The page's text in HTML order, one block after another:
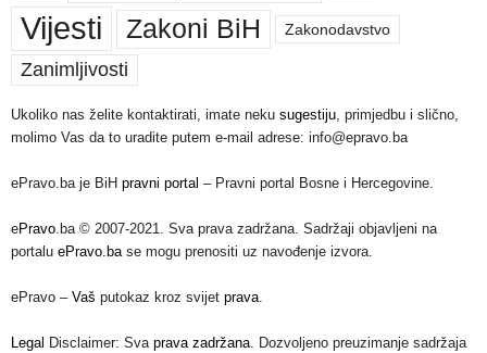
Vijesti Zakoni BiH Zakonodavstvo
Zanimljivosti
Ukoliko nas želite kontaktirati, imate neku sugestiju, primjedbu i slično,
molimo Vas da to uradite putem e-mail adrese: info@epravo.ba
ePravo.ba je BiH pravni portal – Pravni portal Bosne i Hercegovine.
ePravo.ba © 2007-2021. Sva prava zadržana. Sadržaji objavljeni na
portalu ePravo.base mogu prenositi uz navođenje izvora.
ePravo – Vaš putokaz kroz svijet prava.
Legal Disclaimer: Sva prava zadržana. Dozvoljeno preuzimanje sadržaja